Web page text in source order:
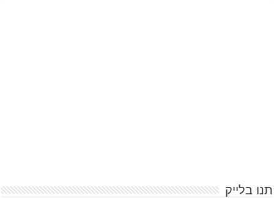
תנו בלייק